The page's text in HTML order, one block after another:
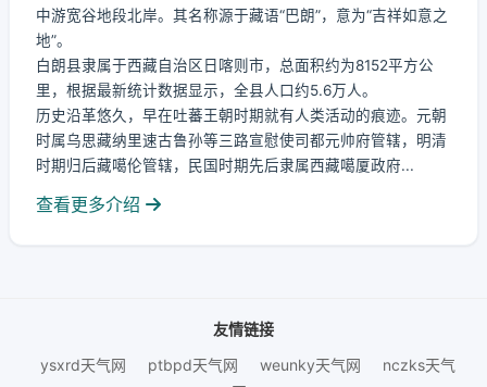
中游宽谷地段北岸。其名称源于藏语“巴朗”，意为“吉祥如意之
地”。
白朗县隶属于西藏自治区日喀则市，总面积约为8152平方公
里，根据最新统计数据显示，全县人口约5.6万人。
历史沿革悠久，早在吐蕃王朝时期就有人类活动的痕迹。元朝
时属乌思藏纳里速古鲁孙等三路宣慰使司都元帅府管辖，明清
时期归后藏噶伦管辖，民国时期先后隶属西藏噶厦政府...
查看更多介绍
友情链接
ysxrd天气网
ptbpd天气网 weunky天气网
nczks天气